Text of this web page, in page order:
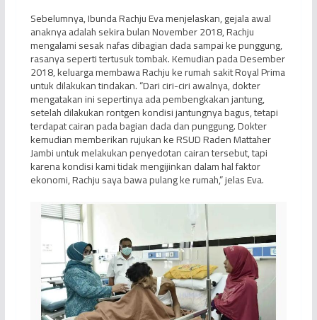
Sebelumnya, Ibunda Rachju Eva menjelaskan, gejala awal
anaknya adalah sekira bulan November 2018, Rachju
mengalami sesak nafas dibagian dada sampai ke punggung,
rasanya seperti tertusuk tombak. Kemudian pada Desember
2018, keluarga membawa Rachju ke rumah sakit Royal Prima
untuk dilakukan tindakan. “Dari ciri-ciri awalnya, dokter
mengatakan ini sepertinya ada pembengkakan jantung,
setelah dilakukan rontgen kondisi jantungnya bagus, tetapi
terdapat cairan pada bagian dada dan punggung. Dokter
kemudian memberikan rujukan ke RSUD Raden Mattaher
Jambi untuk melakukan penyedotan cairan tersebut, tapi
karena kondisi kami tidak mengijinkan dalam hal faktor
ekonomi, Rachju saya bawa pulang ke rumah,” jelas Eva.